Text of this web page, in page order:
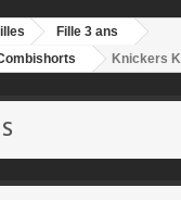
Fille 3 ans
Knickers